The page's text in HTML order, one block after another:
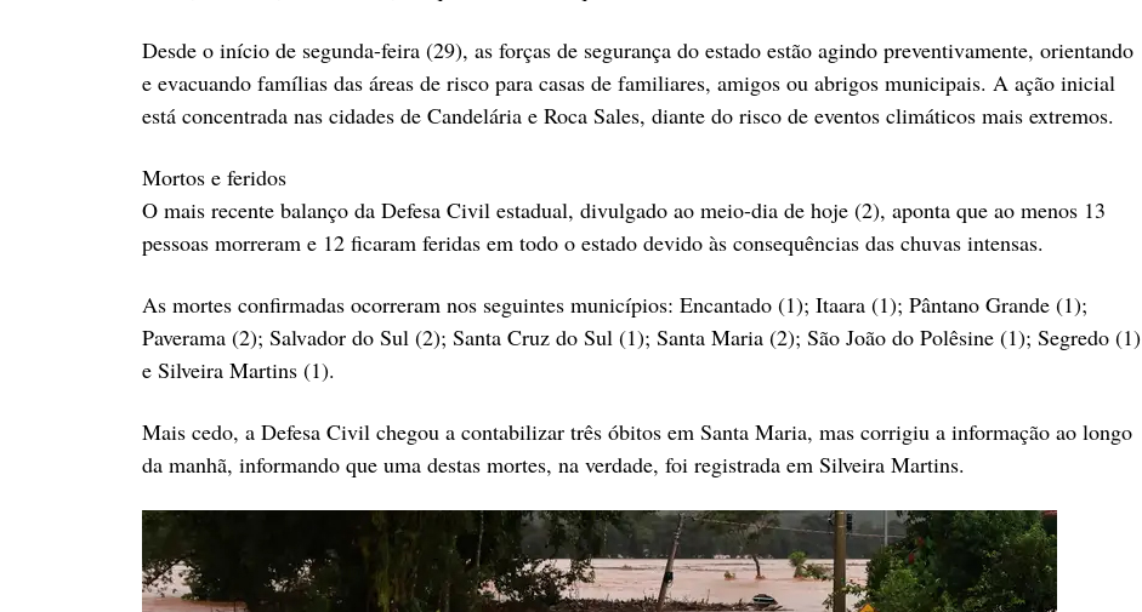
Desde o início de segunda-feira (29), as forças de segurança do estado estão agindo preventivamente, orientando
e evacuando famílias das áreas de risco para casas de familiares, amigos ou abrigos municipais. A ação inicial
está concentrada nas cidades de Candelária e Roca Sales, diante do risco de eventos climáticos mais extremos.
Mortos e feridos
O mais recente balanço da Defesa Civil estadual, divulgado ao meio-dia de hoje (2), aponta que ao menos 13
pessoas morreram e 12 ficaram feridas em todo o estado devido às consequências das chuvas intensas.
As mortes confirmadas ocorreram nos seguintes municípios: Encantado (1); Itaara (1); Pântano Grande (1);
Paverama (2); Salvador do Sul (2); Santa Cruz do Sul (1); Santa Maria (2); São João do Polêsine (1); Segredo (1)
e Silveira Martins (1).
Mais cedo, a Defesa Civil chegou a contabilizar três óbitos em Santa Maria, mas corrigiu a informação ao longo
da manhã, informando que uma destas mortes, na verdade, foi registrada em Silveira Martins.